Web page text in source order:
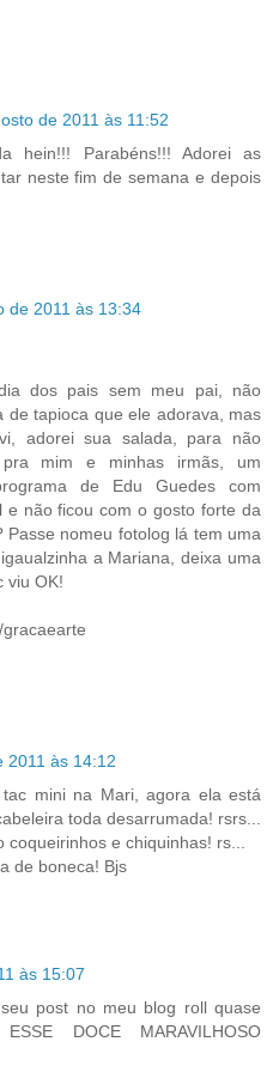
de 2011 às 11:52
hein!!! Parabéns!!! Adorei as
neste fim de semana e depois
de 2011 às 13:34
dos pais sem meu pai, não
de tapioca que ele adorava, mas
adorei sua salada, para não
mim e minhas irmãs, um
de Edu Guedes com
e não ficou com o gosto forte da
nomeu fotolog lá tem uma
a Mariana, deixa uma
viu OK!
2011 às 14:12
mini na Mari, agora ela está
toda desarrumada! rsrs...
e chiquinhas! rs...
de boneca! Bjs
às 15:07
post no meu blog roll quase
DOCE MARAVILHOSO